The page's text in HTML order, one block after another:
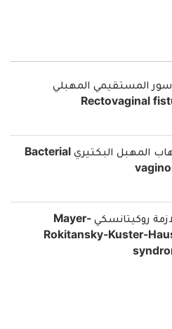
المستقيمي المهبلي
Rectovaginal
التهاب المهبل البكتيري Bacterial
متلازمة روكيتانسكي Mayer-
Rokitansky-Kuster-